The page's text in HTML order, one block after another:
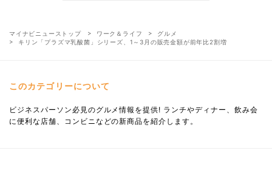
マイナビニューストップ ワーク＆ライフ
グルメ
キリン「プラズマ乳酸菌」シリーズ、1～3月の販売金額が前年比2割増
このカテゴリーについて
ビジネスパーソン必見のグルメ情報を提供! ランチやディナー、飲み会
に便利な店舗、コンビニなどの新商品を紹介します。